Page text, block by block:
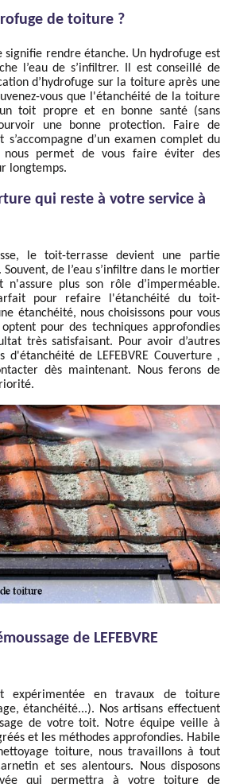
de toiture ?
signifie rendre étanche. Un hydrofuge est
l’eau de s’infiltrer. Il est conseillé de
d’hydrofuge sur la toiture après une
vous que l'étanchéité de la toiture
toit propre et en bonne santé (sans
une bonne protection. Faire de
s’accompagne d’un examen complet du
nous permet de vous faire éviter des
longtemps.
qui reste à votre service à
le toit-terrasse devient une partie
de l’eau s’infiltre dans le mortier
n'assure plus son rôle d’imperméable.
pour refaire l'étanchéité du toit-
étanchéité, nous choisissons pour vous
pour des techniques approfondies
très satisfaisant. Pour avoir d’autres
d'étanchéité de LEFEBVRE Couverture ,
dès maintenant. Nous ferons de
de LEFEBVRE
expérimentée en travaux de toiture
étanchéité...). Nos artisans effectuent
de votre toit. Notre équipe veille à
et les méthodes approfondies. Habile
toiture, nous travaillons à tout
et ses alentours. Nous disposons
qui permettra à votre toiture de